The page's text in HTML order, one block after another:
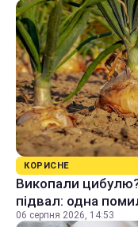
КОРИСНЕ
Викопали
підвал: одна
06 серпня 2026, 14:53